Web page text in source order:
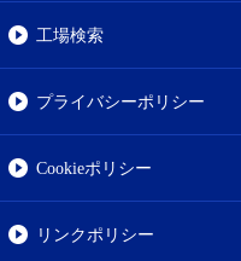
工場検索
プライバシーポリシー
Cookieポリシー
リンクポリシー